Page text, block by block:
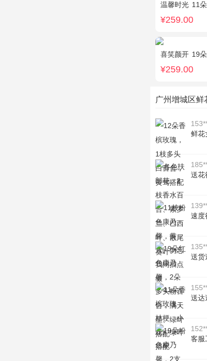
温馨时光 11
¥259.00
喜笑颜开 19朵
¥259.00
广州增城区鲜
鲜花
送花
速度
送货
送达
客服